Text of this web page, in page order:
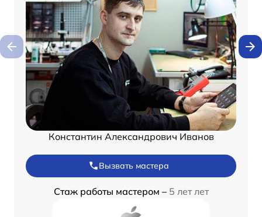
Константин Александрович Иванов
Вызвать мастера
Стаж работы мастером – 5 лет лет